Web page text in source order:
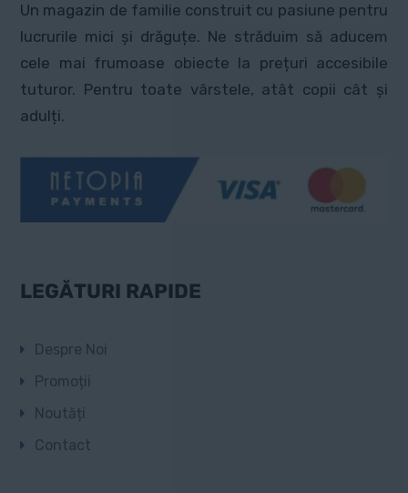
Un magazin de familie construit cu pasiune pentru
lucrurile mici și drăguțe. Ne străduim să aducem
cele mai frumoase obiecte la prețuri accesibile
tuturor. Pentru toate vârstele, atât copii cât și
adulți.
LEGĂTURI RAPIDE
Despre Noi
Promoții
Noutăți
Contact